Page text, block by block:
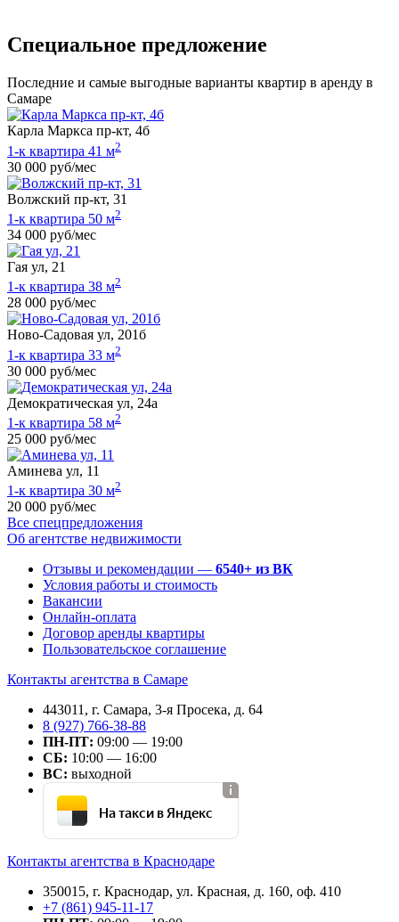
Специальное предложение
Последние и самые выгодные варианты квартир в аренду в
Самаре
Карла Маркса пр-кт, 4б
1-к квартира 41 м2
30 000 руб/мес
Волжский пр-кт, 31
1-к квартира 50 м2
34 000 руб/мес
Гая ул, 21
1-к квартира 38 м2
28 000 руб/мес
Ново-Садовая ул, 201б
1-к квартира 33 м2
30 000 руб/мес
Демократическая ул, 24а
1-к квартира 58 м2
25 000 руб/мес
Аминева ул, 11
1-к квартира 30 м2
20 000 руб/мес
Все спецпредложения
Об агентстве недвижимости
Отзывы и рекомендации — 6540+ из ВК
Условия работы и стоимость
Вакансии
Онлайн-оплата
Договор аренды квартиры
Пользовательское соглашение
Контакты агентства в Самаре
443011, г. Самара, 3-я Просека, д. 64
8 (927) 766-38-88
ПН-ПТ: 09:00 — 19:00
СБ: 10:00 — 16:00
ВС: выходной
На такси в Яндекс
Контакты агентства в Краснодаре
350015, г. Краснодар, ул. Красная, д. 160, оф. 410
+7 (861) 945-11-17